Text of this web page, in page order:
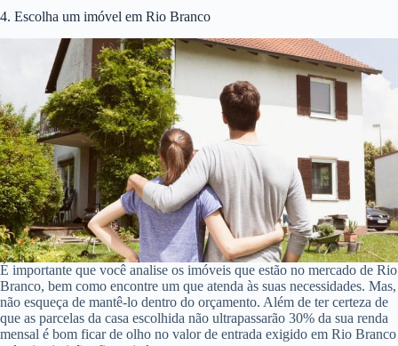
4. Escolha um imóvel em Rio Branco
É importante que você analise os imóveis que estão no mercado de Rio
Branco, bem como encontre um que atenda às suas necessidades. Mas,
não esqueça de mantê-lo dentro do orçamento. Além de ter certeza de
que as parcelas da casa escolhida não ultrapassarão 30% da sua renda
mensal é bom ficar de olho no valor de entrada exigido em Rio Branco